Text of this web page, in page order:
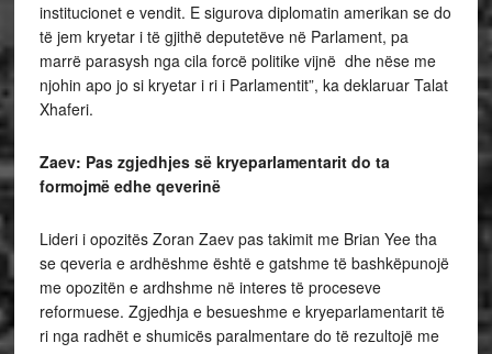
institucionet e vendit. E sigurova diplomatin amerikan se do
të jem kryetar i të gjithë deputetëve në Parlament, pa
marrë parasysh nga cila forcë politike vijnë dhe nëse me
njohin apo jo si kryetar i ri i Parlamentit”, ka deklaruar Talat
Xhaferi.
Zaev: Pas zgjedhjes së kryeparlamentarit do ta
formojmë edhe qeverinë
Lideri i opozitës Zoran Zaev pas takimit me Brian Yee tha
se qeveria e ardhëshme është e gatshme të bashkëpunojë
me opozitën e ardhshme në interes të proceseve
reformuese. Zgjedhja e besueshme e kryeparlamentarit të
ri nga radhët e shumicës paralmentare do të rezultojë me